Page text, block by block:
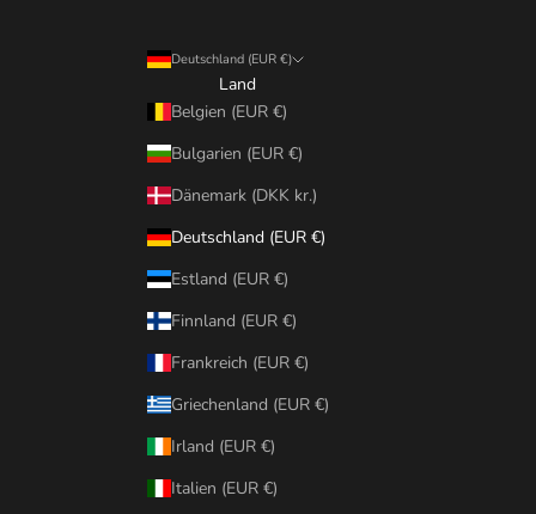
Deutschland (EUR €)
Land
Belgien (EUR €)
Bulgarien (EUR €)
Dänemark (DKK kr.)
Deutschland (EUR €)
Estland (EUR €)
Finnland (EUR €)
Frankreich (EUR €)
Griechenland (EUR €)
Irland (EUR €)
Italien (EUR €)